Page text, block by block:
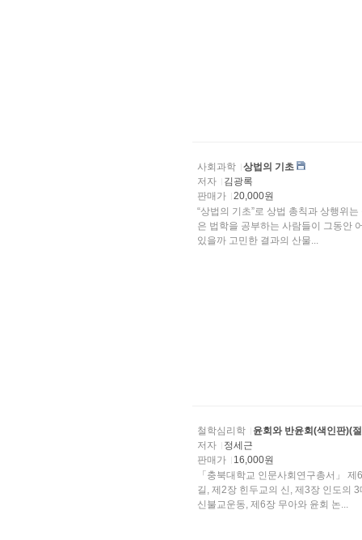
사회과학
상법의 기초
저자
김광록
판매가
20,000원
“상법의 기초”로 상법 총칙과 상행위
은 법학을 공부하는 사람들이 그동안
있을까 고민한 결과의 산물...
철학심리학
윤회와 반윤회(색인판)(
저자
정세근
판매가
16,000원
「충북대학교 인문사회연구총서」
길, 제2장 힌두교의 신, 제3장 인도의
신불교운동, 제6장 무아와 윤회 논...